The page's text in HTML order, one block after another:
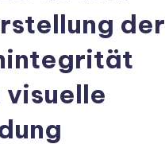
der
visuelle